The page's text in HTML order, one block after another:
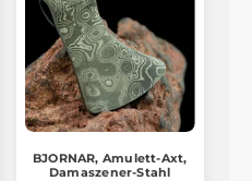
BJORNAR, Amulett-Axt,
Damaszener-Stahl